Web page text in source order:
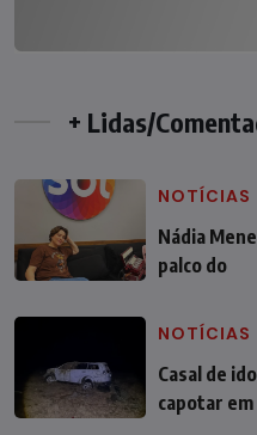
+ Lidas/
NOTÍCIAS
Nádia
palco do
NOTÍCIAS
Casal de
capotar